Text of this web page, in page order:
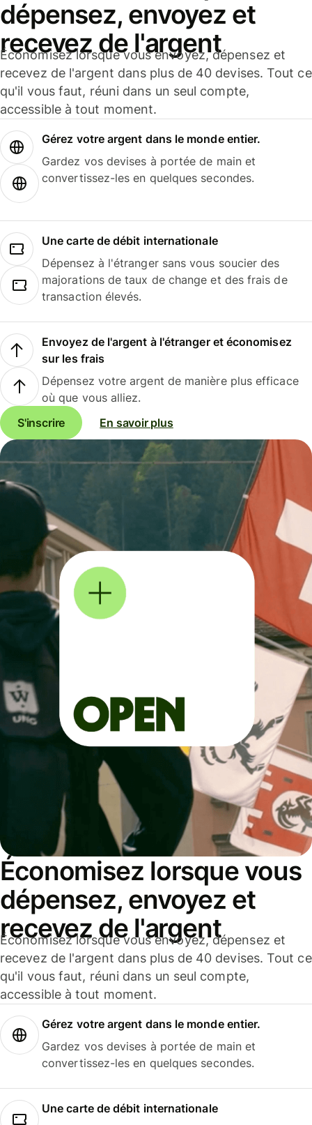
dépensez, envoyez et
recevez de l'argent
Économisez lorsque vous envoyez, dépensez et
recevez de l'argent dans plus de 40 devises. Tout ce
qu'il vous faut, réuni dans un seul compte,
accessible à tout moment.
Gérez votre argent dans le monde entier.
Gardez vos devises à portée de main et
convertissez-les en quelques secondes.
Une carte de débit internationale
Dépensez à l'étranger sans vous soucier des
majorations de taux de change et des frais de
transaction élevés.
Envoyez de l'argent à l'étranger et économisez
sur les frais
Dépensez votre argent de manière plus efficace
où que vous alliez.
S'inscrire
En savoir plus
Économisez lorsque vous
dépensez, envoyez et
recevez de l'argent
Économisez lorsque vous envoyez, dépensez et
recevez de l'argent dans plus de 40 devises. Tout ce
qu'il vous faut, réuni dans un seul compte,
accessible à tout moment.
Gérez votre argent dans le monde entier.
Gardez vos devises à portée de main et
convertissez-les en quelques secondes.
Une carte de débit internationale